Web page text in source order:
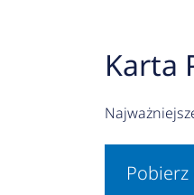
Karta